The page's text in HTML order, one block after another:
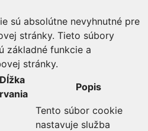
sú absolútne nevyhnutné pre
stránky. Tieto súbory
základné funkcie a
stránky.
Dĺžka
Popis
Tento súbor cookie
nastavuje služba